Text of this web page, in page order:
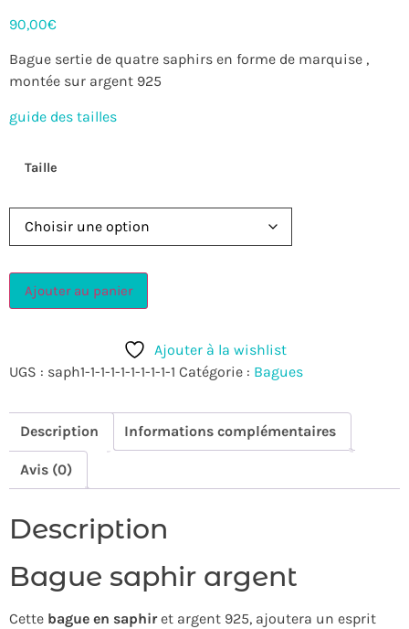
90,00€
Bague sertie de quatre saphirs en forme de marquise ,
montée sur argent 925
guide des tailles
Taille
Ajouter au panier
Ajouter à la wishlist
UGS : saph1-1-1-1-1-1-1-1-1-1 Catégorie : Bagues
Description Informations complémentaires
Avis (0)
Description
Bague saphir argent
Cette bague en saphiret argent 925, ajoutera un esprit